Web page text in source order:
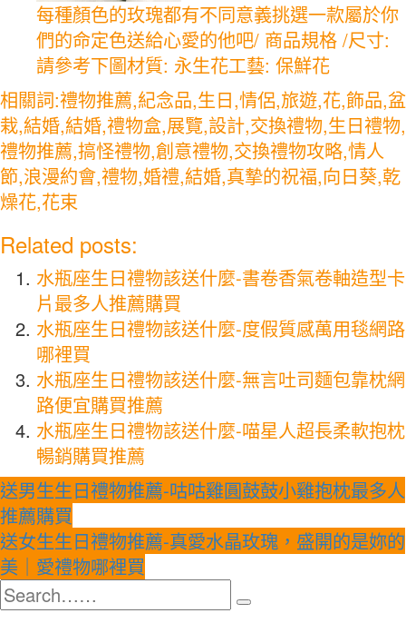
每種顏色的玫瑰都有不同意義挑選一款屬於你
們的命定色送給心愛的他吧/ 商品規格 /尺寸:
請參考下圖材質: 永生花工藝: 保鮮花
相關詞:禮物推薦,紀念品,生日,情侶,旅遊,花,飾品,盆
栽,結婚,結婚,禮物盒,展覽,設計,交換禮物,生日禮物,
禮物推薦,搞怪禮物,創意禮物,交換禮物攻略,情人
節,浪漫約會,禮物,婚禮,結婚,真摯的祝福,向日葵,乾
燥花,花束
Related posts:
水瓶座生日禮物該送什麼-書卷香氣卷軸造型卡
片最多人推薦購買
水瓶座生日禮物該送什麼-度假質感萬用毯網路
哪裡買
水瓶座生日禮物該送什麼-無言吐司麵包靠枕網
路便宜購買推薦
水瓶座生日禮物該送什麼-喵星人超長柔軟抱枕
暢銷購買推薦
文
章
導
覽
送男生生日禮物推薦-咕咕雞圓鼓鼓小雞抱枕最多人
推薦購買
送女生生日禮物推薦-真愛水晶玫瑰，盛開的是妳的
美｜愛禮物哪裡買